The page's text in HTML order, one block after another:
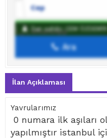
Cep
WhatsApp
İlan
İlan sahibi: CEM ÖZDEMİR
Ara
İlan Açıklaması
Yavrularımız
0 numara ilk aşıları
yapılmıştır istanbul